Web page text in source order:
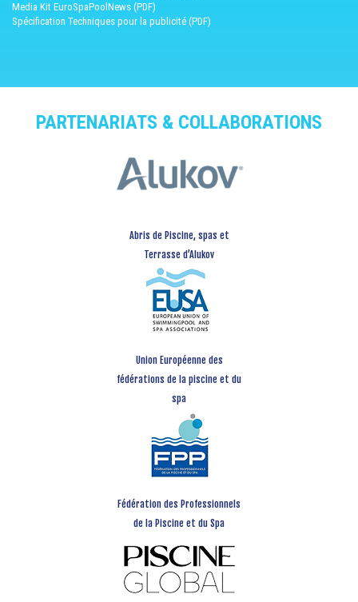
Media Kit EuroSpaPoolNews (PDF)
Spécification Techniques pour la publicité (PDF)
PARTENARIATS & COLLABORATIONS
Abris de Piscine, spas et
Terrasse d’Alukov
Union Européenne des
fédérations de la piscine et du
spa
Fédération des Professionnels
de la Piscine et du Spa